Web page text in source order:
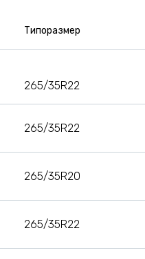
Типоразмер
265/35R22
265/35R22
265/35R20
265/35R22